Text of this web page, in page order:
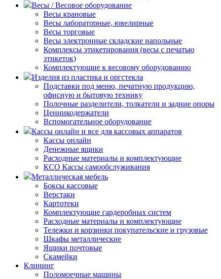
Весы / Весовое оборудование
Весы крановые
Весы лабораторные, ювелирные
Весы торговые
Весы электронные складские напольные
Комплексы этикетирования (весы с печатью
этикеток)
Комплектующие к весовому оборудованию
Изделия из пластика и оргстекла
Подставки под меню, печатную продукцию,
офисную и бытовую технику
Полочные разделители, толкатели и задние опоры
Ценникодержатели
Вспомогательное оборудование
Кассы онлайн и все для кассовых аппаратов
Кассы онлайн
Денежные ящики
Расходные материалы и комплектующие
КСО Кассы самообслуживания
Металлическая мебель
Боксы кассовые
Верстаки
Картотеки
Комплектующие гардеробных систем
Расходные материалы и комплектующие
Тележки и корзинки покупательские и грузовые
Шкафы металлические
Ящики почтовые
Скамейки
Клининг
Поломоечные машины